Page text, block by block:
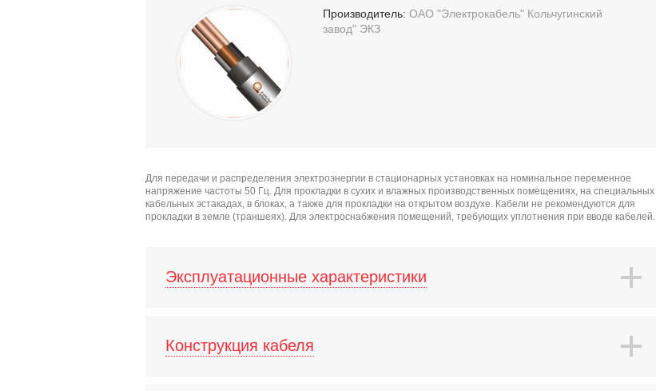
Производитель: ОАО "Электрокабель" Кольчугинский
завод" ЭКЗ
Для передачи и распределения электроэнергии в стационарных установках на номинальное переменное
напряжение частоты 50 Гц. Для прокладки в сухих и влажных производственных помещениях, на специальных
кабельных эстакадах, в блоках, а также для прокладки на открытом воздухе. Кабели не рекомендуются для
прокладки в земле (траншеях). Для электроснабжения помещений, требующих уплотнения при вводе кабелей.
Эксплуатационные характеристики
Конструкция кабеля